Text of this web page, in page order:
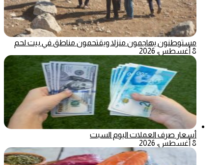
مستوطنون يهاجمون منزلا ويقتحمون مناطق في بيت لحم
8 أغسطس، 2026
أسعار صرف العملات اليوم السبت
8 أغسطس، 2026